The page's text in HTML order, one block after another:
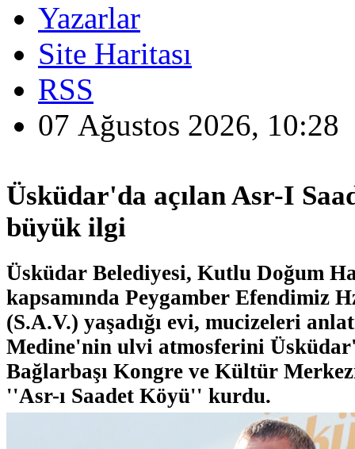
Yazarlar
Site Haritası
RSS
07 Ağustos 2026, 10:28
Üsküdar'da açılan Asr-I
büyük ilgi
Üsküdar Belediyesi, Kutlu Doğum
kapsamında Peygamber Efendimiz
(S.A.V.) yaşadığı evi, mucizeleri
Medine'nin ulvi atmosferini
Bağlarbaşı Kongre ve Kültür
''Asr-ı Saadet Köyü'' kurdu.